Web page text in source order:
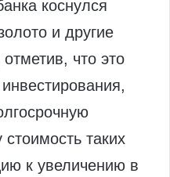
коснулся
и другие
что это
стоимость таких
к увеличению в